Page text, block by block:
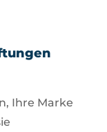
Ihre Marke